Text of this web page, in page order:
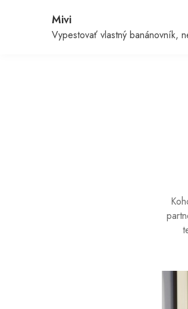
Mivi
Vypestovať vlastný banánovník,